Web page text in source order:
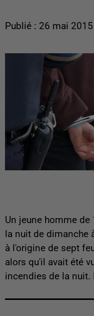
Publié : 26 mai
Un jeune homme
la nuit de dimanche
à l'origine de sept
alors qu'il avait été
incendies de la nuit.